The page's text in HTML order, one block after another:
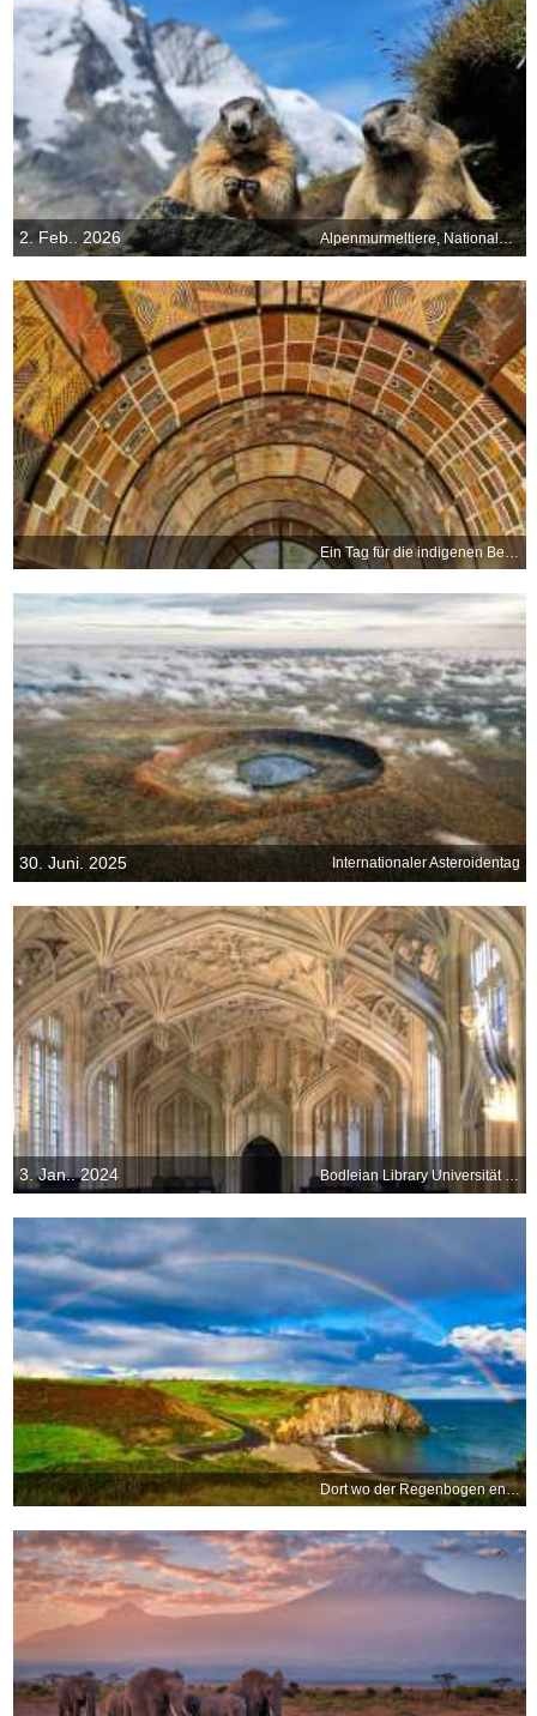
2. Feb.. 2026 Alpenmurmeltiere, Nationalpark Hohe Tauern, Österreich
Ein Tag für die indigenen Bevölkerungsgruppen der Welt
30. Juni. 2025 Internationaler Asteroidentag
3. Jan.. 2024 Bodleian Library Universität von Oxford, England
Dort wo der Regenbogen endet